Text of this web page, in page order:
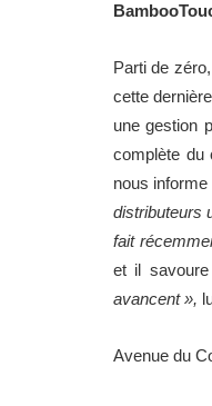
Parti de
cette
une gestion
complète du
nous informe
distributeurs
fait
et il
avancent »,
Avenue du